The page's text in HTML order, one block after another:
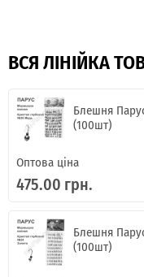
ВСЯ ЛІНІЙКА
Блешня
(100шт)
Оптова ціна
475.00 грн.
Блешня
(100шт)